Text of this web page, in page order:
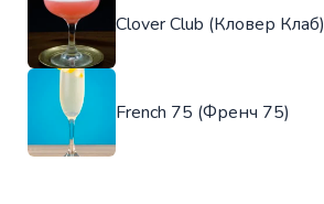
Clover Club (Кловер Клаб)
French 75 (Френч 75)